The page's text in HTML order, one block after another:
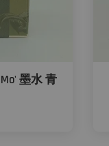
Mo' 墨水 青